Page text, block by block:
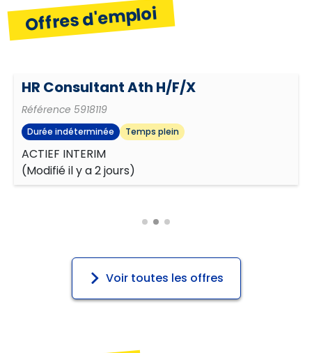
Offres d'emploi
HR Consultant Ath H/F/X
Référence 5918119
Durée indéterminée Temps plein
ACTIEF INTERIM
(Modifié il y a 2 jours)
Voir toutes les offres